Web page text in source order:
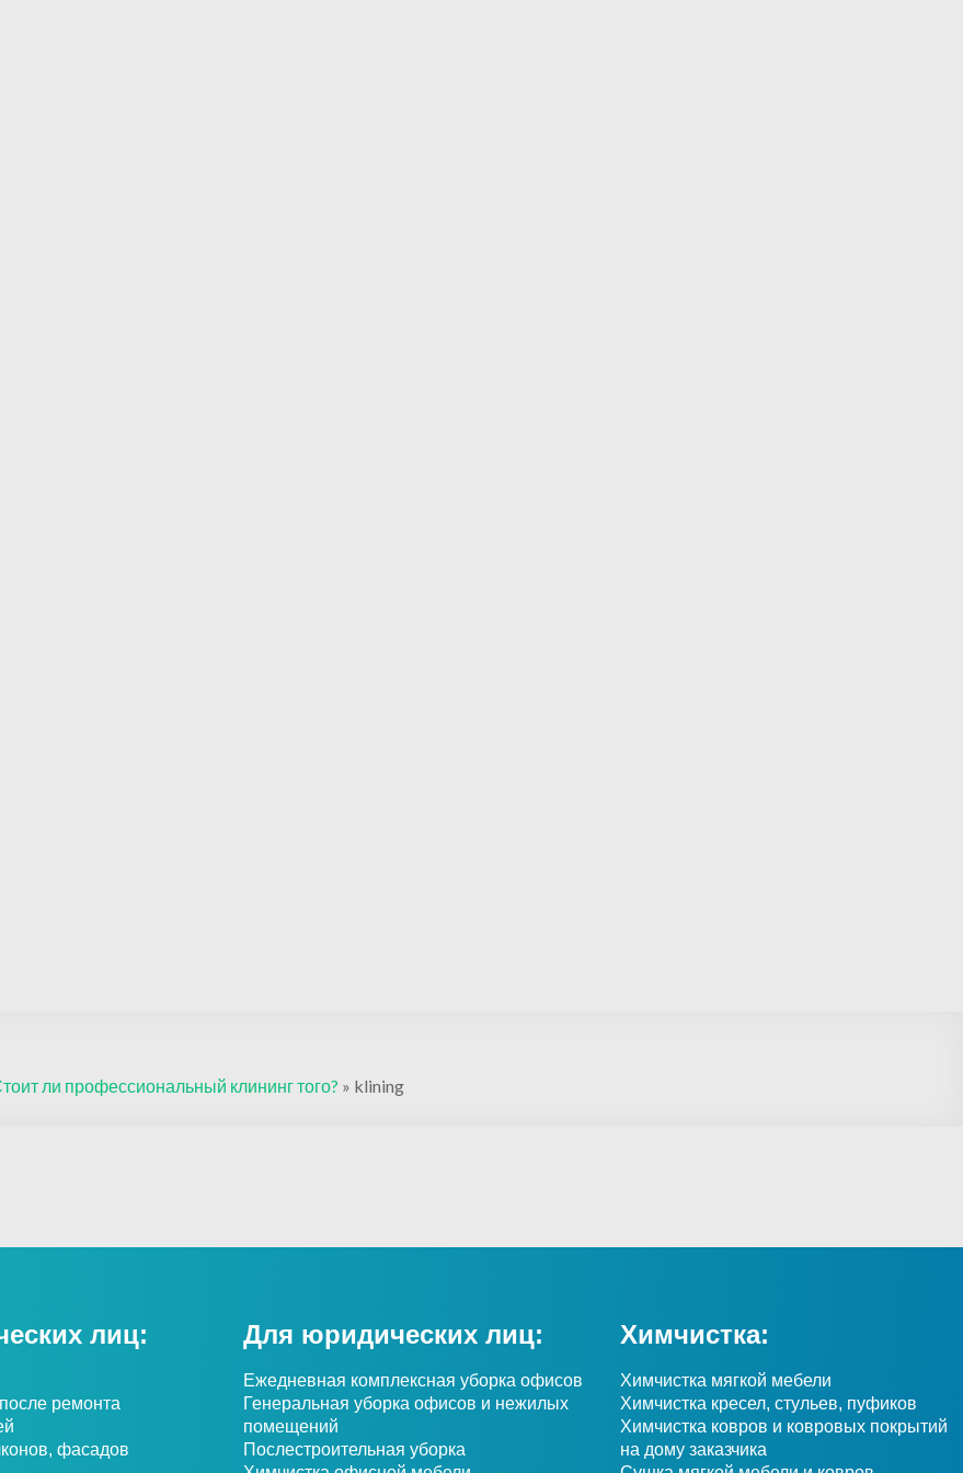
ли профессиональный клининг того? » klining
лиц:
ремонта
фасадов
Для юридических лиц:
Ежедневная комплексная уборка офисов
Генеральная уборка офисов и нежилых
помещений
Послестроительная уборка
Химчистка:
Химчистка мягкой мебели
Химчистка кресел, стульев, пуфиков
Химчистка ковров и ковровых покрытий
на дому заказчика